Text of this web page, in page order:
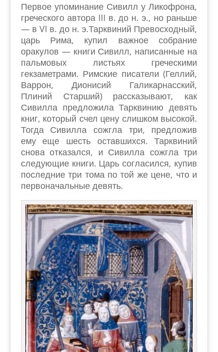
Первое упоминание Сивилл у Ликофрона,
греческого автора III в. до н. э., но раньше
— в VI в. до н. э.Тарквиний Превосходный,
царь Рима, купил важное собрание
оракулов — книги Сивилл, написанные на
пальмовых листьях греческими
гекзаметрами. Римские писатели (Геллий,
Варрон, Дионисий Галикарнасский,
Плиний Старший) рассказывают, как
Сивилла предложила Тарквинию девять
книг, который счел цену слишком высокой.
Тогда Сивилла сожгла три, предложив
ему еще шесть оставшихся. Тарквиний
снова отказался, и Сивилла сожгла три
следующие книги. Царь согласился, купив
последние три тома по той же цене, что и
первоначальные девять.